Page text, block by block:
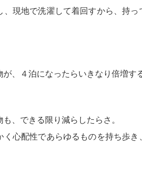
、現地で洗濯して着回すから、持
、４泊になったらいきなり倍増す
、できる限り減らしたらさ。
く心配性であらゆるものを持ち歩